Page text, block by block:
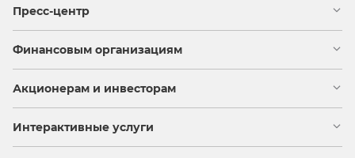
Пресс-центр
Финансовым организациям
Акционерам и инвесторам
Интерактивные услуги